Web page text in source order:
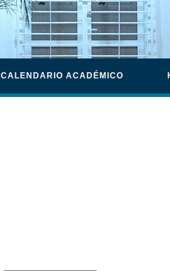
CALENDARIO ACADÉMICO